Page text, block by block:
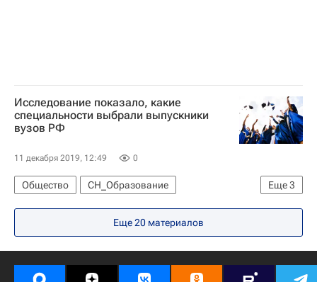
Исследование показало, какие
специальности выбрали выпускники
вузов РФ
11 декабря 2019, 12:49 0
Еще3
Общество
СН_Образование
Навигатор абитуриента
Кем стать
Россия
Еще 20 материалов